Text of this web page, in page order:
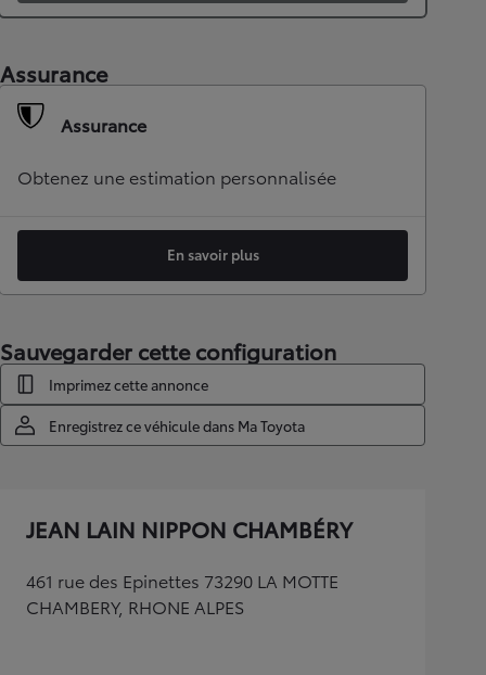
Assurance
Assurance
Obtenez une estimation personnalisée
En savoir plus
Sauvegarder cette configuration
Imprimez cette annonce
Enregistrez ce véhicule dans Ma Toyota
JEAN LAIN NIPPON CHAMBÉRY
461 rue des Epinettes 73290 LA MOTTE
CHAMBERY, RHONE ALPES